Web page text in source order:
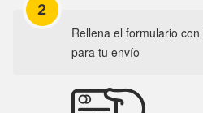
2
Rellena el formulario
para tu envío